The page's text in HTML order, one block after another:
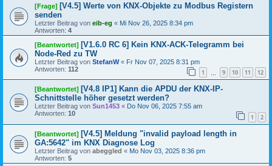
[Frage] [V4.5] Werte von KNX-Objekte zu Modbus Registern
senden
Letzter Beitrag von eib-eg « Mi Nov 26, 2025 8:34 pm
Antworten: 4
[Beantwortet] [V1.6.0 RC 6] Kein KNX-ACK-Telegramm bei
Node-Red zu TW
Letzter Beitrag von StefanW« Fr Nov 07, 2025 8:31 pm
Antworten: 112 1 9 10 11 12
[Beantwortet] [V4.8 IP1] Kann die APDU der KNX-IP-
Schnittstelle höher gesetzt werden?
Letzter Beitrag von Sun1453 « Do Nov 06, 2025 7:55 am
Antworten: 10 1 2
[Beantwortet] [V4.5] Meldung "invalid payload length in
GA:5642" im KNX Diagnose Log
Letzter Beitrag von abeggled « Mo Nov 03, 2025 8:36 pm
Antworten: 5